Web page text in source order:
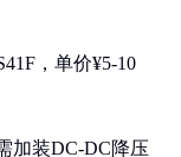
，单价¥5-10
加装DC-DC降压